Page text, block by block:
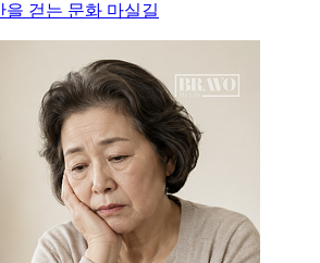
을 걷는 문화 마실길